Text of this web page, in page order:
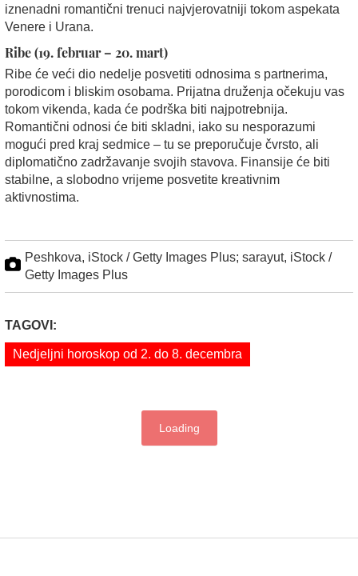
iznenadni romantični trenuci najvjerovatniji tokom aspekata
Venere i Urana.
Ribe (19. februar – 20. mart)
Ribe će veći dio nedelje posvetiti odnosima s partnerima,
porodicom i bliskim osobama. Prijatna druženja očekuju vas
tokom vikenda, kada će podrška biti najpotrebnija.
Romantični odnosi će biti skladni, iako su nesporazumi
mogući pred kraj sedmice – tu se preporučuje čvrsto, ali
diplomatično zadržavanje svojih stavova. Finansije će biti
stabilne, a slobodno vrijeme posvetite kreativnim
aktivnostima.
Peshkova, iStock / Getty Images Plus; sarayut, iStock /
Getty Images Plus
TAGOVI:
Nedjeljni horoskop od 2. do 8. decembra
Loading